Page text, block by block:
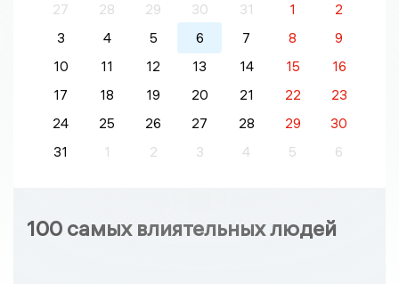
27
28 29 30 31 1
2
3
4 5 6 7 8
9
10
11 12 13 14 15
16
17
18 19 20 21 22
23
24
25 26 27 28 29
30
31
1 2 3 4 5 6
100 самых влиятельных людей